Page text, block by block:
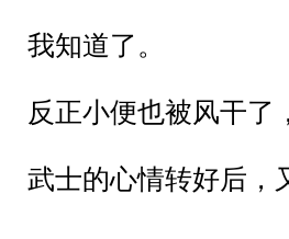
我知道了。
反正小便也被风干了
武士的心情转好后，